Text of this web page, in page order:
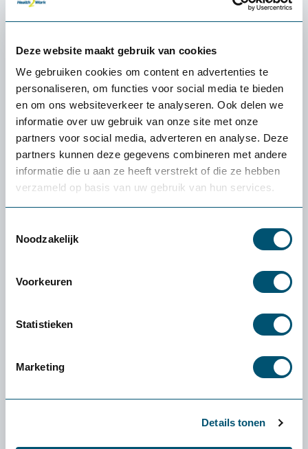
Deze website maakt gebruik van cookies
We gebruiken cookies om content en advertenties te
personaliseren, om functies voor social media te bieden
en om ons websiteverkeer te analyseren. Ook delen we
informatie over uw gebruik van onze site met onze
partners voor social media, adverteren en analyse. Deze
partners kunnen deze gegevens combineren met andere
informatie die u aan ze heeft verstrekt of die ze hebben
verzameld op basis van uw gebruik van hun services.
Noodzakelijk
Voorkeuren
Statistieken
Marketing
Details tonen
Focus verhogen
Aantal:
Direct bestellen
100% tevredenheidgarantie
Snelle levering uit voorraad
Omschrijving Akoestisch wandpaneel -
eigen ontwerp
Akoestisch wandpaneel met eigen ontwerp Dit akoestisch
wandpaneel is te bedrukken met een eigen unieke foto, zodat